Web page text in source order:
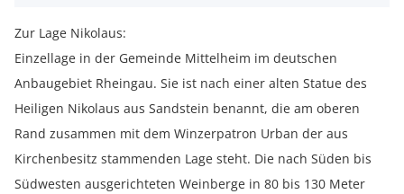
Zur Lage Nikolaus:
Einzellage in der Gemeinde Mittelheim im deutschen
Anbaugebiet Rheingau. Sie ist nach einer alten Statue des
Heiligen Nikolaus aus Sandstein benannt, die am oberen
Rand zusammen mit dem Winzerpatron Urban der aus
Kirchenbesitz stammenden Lage steht. Die nach Süden bis
Südwesten ausgerichteten Weinberge in 80 bis 130 Meter